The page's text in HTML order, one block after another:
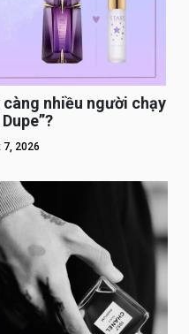
nhiều người chạy
2026